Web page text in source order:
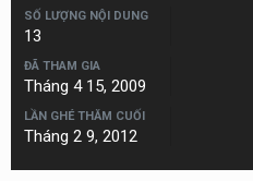
SỐ LƯỢNG NỘI DUNG
13
ĐÃ THAM GIA
Tháng 4 15, 2009
LẦN GHÉ THĂM CUỐI
Tháng 2 9, 2012